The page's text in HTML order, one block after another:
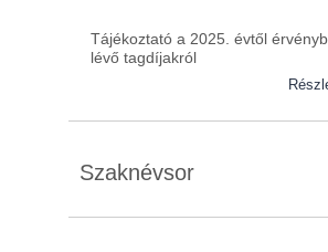
Tájékoztató a 2025. évtől
lévő tagdíjakról
Szaknévsor